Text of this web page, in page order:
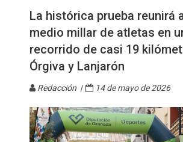
La histórica prueba reunirá
medio millar de atletas en
recorrido de casi 19
Órgiva y Lanjarón
Redacción | 14 de mayo de 2026